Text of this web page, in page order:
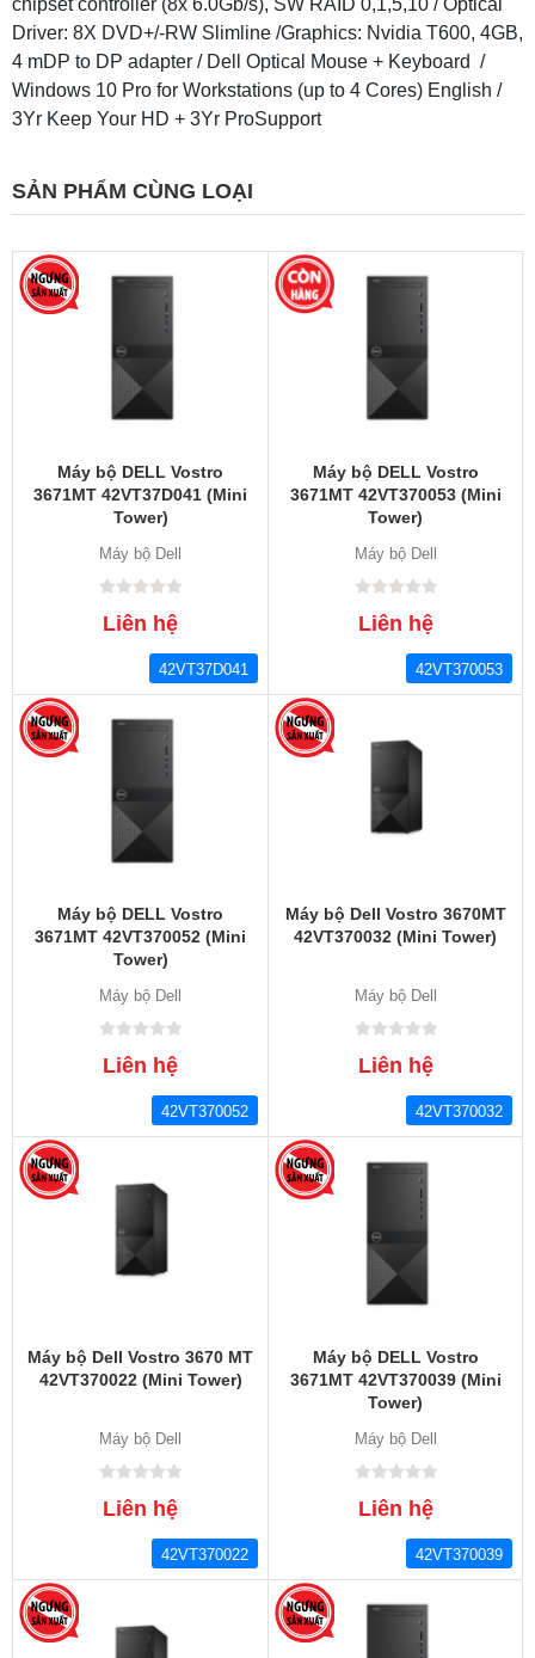
chipset controller (8x 6.0Gb/s), SW RAID 0,1,5,10 / Optical
Driver: 8X DVD+/-RW Slimline /Graphics: Nvidia T600, 4GB,
4 mDP to DP adapter / Dell Optical Mouse + Keyboard /
Windows 10 Pro for Workstations (up to 4 Cores) English /
3Yr Keep Your HD + 3Yr ProSupport
SẢN PHẨM CÙNG LOẠI
Máy bộ DELL Vostro
3671MT 42VT37D041 (Mini
Tower)
Máy bộ Dell
Liên hệ
42VT37D041
Máy bộ DELL Vostro
3671MT 42VT370053 (Mini
Tower)
Máy bộ Dell
Liên hệ
42VT370053
Máy bộ DELL Vostro
3671MT 42VT370052 (Mini
Tower)
Máy bộ Dell
Liên hệ
42VT370052
Máy bộ Dell Vostro 3670MT
42VT370032 (Mini Tower)
Máy bộ Dell
Liên hệ
42VT370032
Máy bộ Dell Vostro 3670 MT
42VT370022 (Mini Tower)
Máy bộ Dell
Liên hệ
42VT370022
Máy bộ DELL Vostro
3671MT 42VT370039 (Mini
Tower)
Máy bộ Dell
Liên hệ
42VT370039